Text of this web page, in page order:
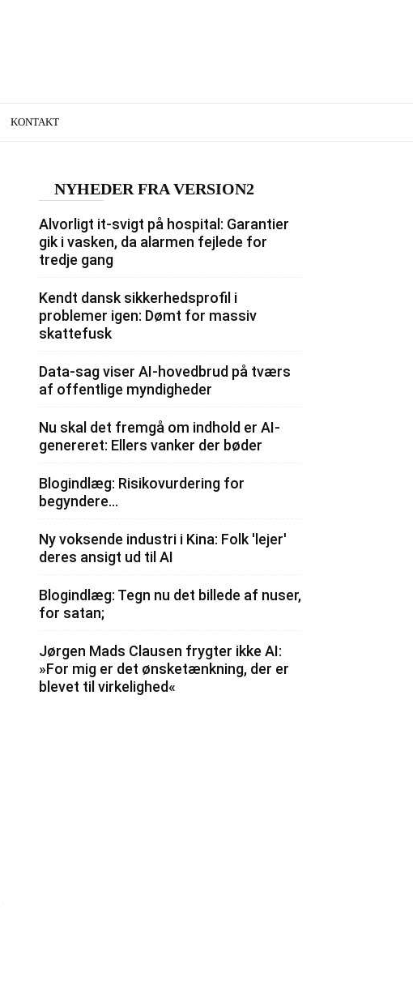
KONTAKT
NYHEDER FRA VERSION2
Alvorligt it-svigt på hospital: Garantier
gik i vasken, da alarmen fejlede for
tredje gang
Kendt dansk sikkerhedsprofil i
problemer igen: Dømt for massiv
skattefusk
Data-sag viser AI-hovedbrud på tværs
af offentlige myndigheder
Nu skal det fremgå om indhold er AI-
genereret: Ellers vanker der bøder
Blogindlæg: Risikovurdering for
begyndere…
Ny voksende industri i Kina: Folk 'lejer'
deres ansigt ud til AI
Blogindlæg: Tegn nu det billede af nuser,
for satan;
Jørgen Mads Clausen frygter ikke AI:
»For mig er det ønsketænkning, der er
blevet til virkelighed«